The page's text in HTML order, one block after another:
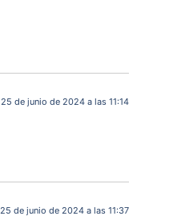
25 de junio de 2024 a las 11:14
25 de junio de 2024 a las 11:37